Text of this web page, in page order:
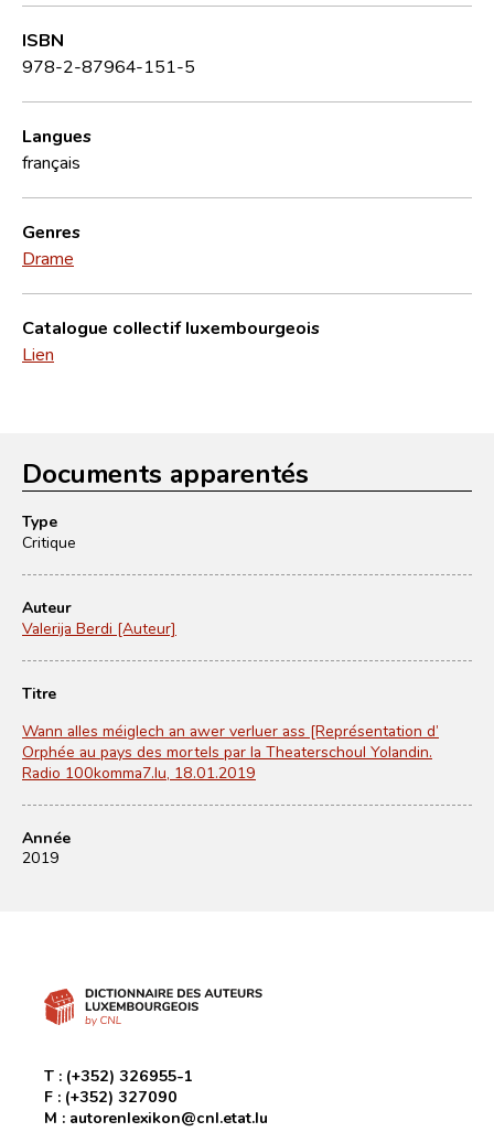
ISBN
978-2-87964-151-5
Langues
français
Genres
Drame
Catalogue collectif luxembourgeois
Lien
Documents apparentés
Type
Critique
Auteur
Valerija Berdi [Auteur]
Titre
Wann alles méiglech an awer verluer ass [Représentation d’
Orphée au pays des mortels par la Theaterschoul Yolandin.
Radio 100komma7.lu, 18.01.2019
Année
2019
T : (+352) 326955-1
F : (+352) 327090
M : autorenlexikon@cnl.etat.lu